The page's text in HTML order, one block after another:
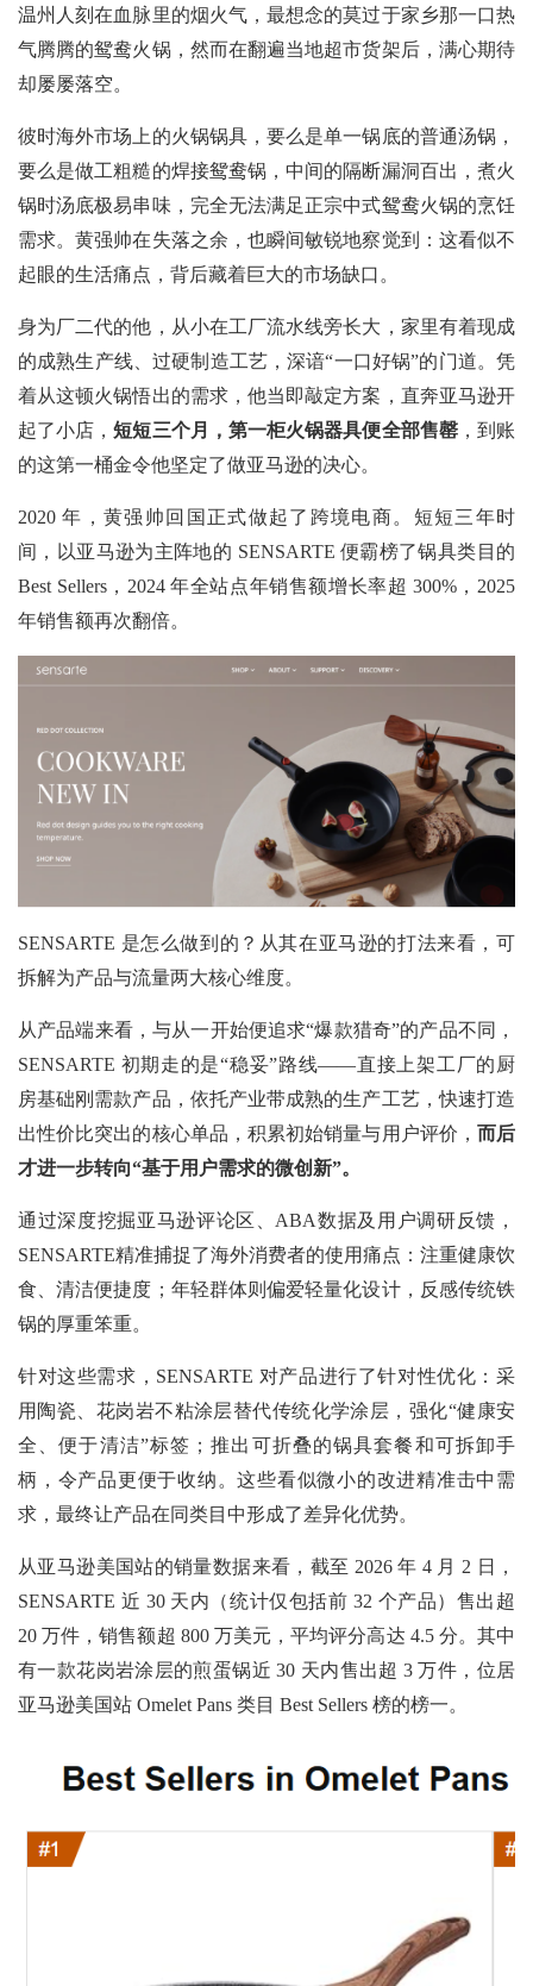
温州人刻在血脉里的烟火气，最想念的莫过于家乡那一口热
气腾腾的鸳鸯火锅，然而在翻遍当地超市货架后，满心期待
却屡屡落空。
彼时海外市场上的火锅锅具，要么是单一锅底的普通汤锅，
要么是做工粗糙的焊接鸳鸯锅，中间的隔断漏洞百出，煮火
锅时汤底极易串味，完全无法满足正宗中式鸳鸯火锅的烹饪
需求。黄强帅在失落之余，也瞬间敏锐地察觉到：这看似不
起眼的生活痛点，背后藏着巨大的市场缺口。
身为厂二代的他，从小在工厂流水线旁长大，家里有着现成
的成熟生产线、过硬制造工艺，深谙“一口好锅”的门道。凭
着从这顿火锅悟出的需求，他当即敲定方案，直奔亚马逊开
起了小店，短短三个月，第一柜火锅器具便全部售罄，到账
的这第一桶金令他坚定了做亚马逊的决心。
2020 年，黄强帅回国正式做起了跨境电商。短短三年时
间，以亚马逊为主阵地的 SENSARTE 便霸榜了锅具类目的
Best Sellers，2024 年全站点年销售额增长率超 300%，2025
年销售额再次翻倍。
SENSARTE 是怎么做到的？从其在亚马逊的打法来看，可
拆解为产品与流量两大核心维度。
从产品端来看，与从一开始便追求“爆款猎奇”的产品不同，
SENSARTE 初期走的是“稳妥”路线——直接上架工厂的厨
房基础刚需款产品，依托产业带成熟的生产工艺，快速打造
出性价比突出的核心单品，积累初始销量与用户评价， 而后
才进一步转向“基于用户需求的微创新”。
通过深度挖掘亚马逊评论区、ABA数据及用户调研反馈，
SENSARTE精准捕捉了海外消费者的使用痛点：注重健康饮
食、清洁便捷度；年轻群体则偏爱轻量化设计，反感传统铁
锅的厚重笨重。
针对这些需求，SENSARTE 对产品进行了针对性优化：采
用陶瓷、花岗岩不粘涂层替代传统化学涂层，强化“健康安
全、便于清洁”标签；推出可折叠的锅具套餐和可拆卸手
柄，令产品更便于收纳。这些看似微小的改进精准击中需
求，最终让产品在同类目中形成了差异化优势。
从亚马逊美国站的销量数据来看，截至 2026 年 4 月 2 日，
SENSARTE 近 30 天内（统计仅包括前 32 个产品）售出超
20 万件，销售额超 800 万美元，平均评分高达 4.5 分。其中
有一款花岗岩涂层的煎蛋锅近 30 天内售出超 3 万件，位居
亚马逊美国站 Omelet Pans 类目 Best Sellers 榜的榜一。